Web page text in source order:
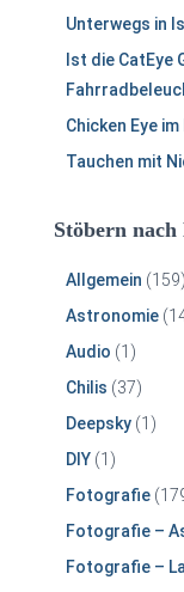
Unterwegs in
Ist die CatEye
Chicken Eye
Tauchen mit
Stöbern
Allgemein (159)
Astronomie
Audio (1)
Chilis (37)
Deepsky (1)
DIY (1)
Fotografie
Fotografie –
Fotografie –